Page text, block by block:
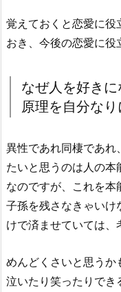
覚えておくと恋愛に役
おき、今後の恋愛に役
なぜ人を好き
原理を自分な
異性であれ同棲であれ
たいと思うのは人の本
なのですが、これを本
子孫を残さなきゃいけ
けで済ませていては、
めんどくさいと思うか
泣いたり笑ったりでき